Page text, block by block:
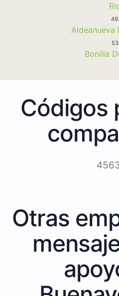
Aldeanueva
Bonilla
Códigos
Otras